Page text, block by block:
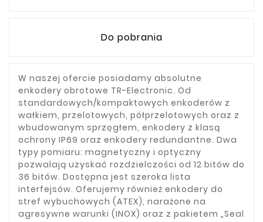
Do pobrania
W naszej ofercie posiadamy absolutne
enkodery obrotowe TR-Electronic. Od
standardowych/kompaktowych enkoderów z
wałkiem, przelotowych, półprzelotowych oraz z
wbudowanym sprzęgłem, enkodery z klasą
ochrony IP69 oraz enkodery redundantne. Dwa
typy pomiaru: magnetyczny i optyczny
pozwalają uzyskać rozdzielczości od 12 bitów do
36 bitów. Dostępna jest szeroka lista
interfejsów. Oferujemy również enkodery do
stref wybuchowych (ATEX), narażone na
agresywne warunki (INOX) oraz z pakietem „Seal